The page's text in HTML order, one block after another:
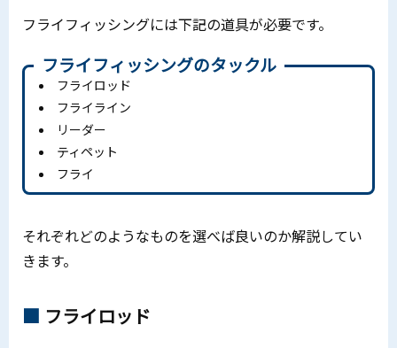
フライフィッシングには下記の道具が必要です。
フライフィッシングのタックル
フライロッド
フライライン
リーダー
ティペット
フライ
それぞれどのようなものを選べば良いのか解説してい
きます。
フライロッド